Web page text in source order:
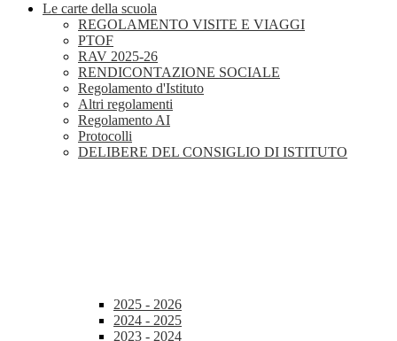
Le carte della scuola
REGOLAMENTO VISITE E VIAGGI
PTOF
RAV 2025-26
RENDICONTAZIONE SOCIALE
Regolamento d'Istituto
Altri regolamenti
Regolamento AI
Protocolli
DELIBERE DEL CONSIGLIO DI ISTITUTO
2025 - 2026
2024 - 2025
2023 - 2024